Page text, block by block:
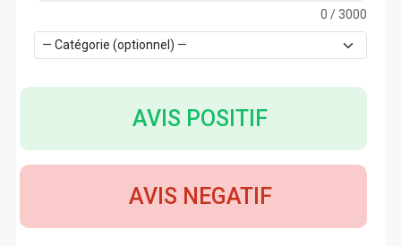
0 / 3000
AVIS POSITIF
AVIS NEGATIF